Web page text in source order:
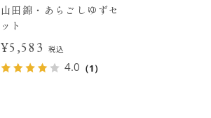
山田錦・あらごしゆずセ
ット
¥5,583 税込
4.0 （1）